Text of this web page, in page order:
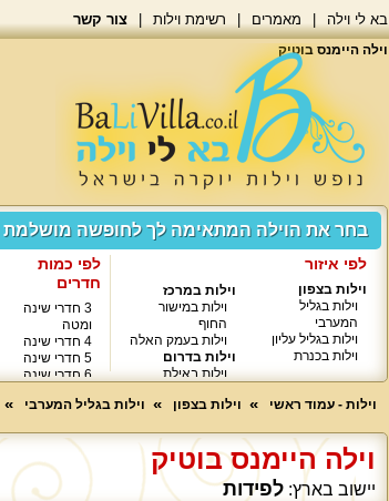
בא לי וילה מאמרים רשימת וילות צור קשר
וילה היימנס בוטיק
בחר את הוילה המתאימה לך לחופשה מושלמת
לפי איזור
וילות בצפון
וילות בגליל
המערבי
וילות בגליל עליון
וילות בכנרת
וילות במרכז
וילות במישור
החוף
וילות בעמק האלה
וילות בדרום
וילות באילת
לפי כמות
חדרים
3 חדרי שינה
ומטה
4 חדרי שינה
5 חדרי שינה
6 חדרי שינה
וילות - עמוד ראשי
וילות בצפון וילות בגליל המערבי
וילה היימנס בוטיק
יישוב בארץ: לפידות